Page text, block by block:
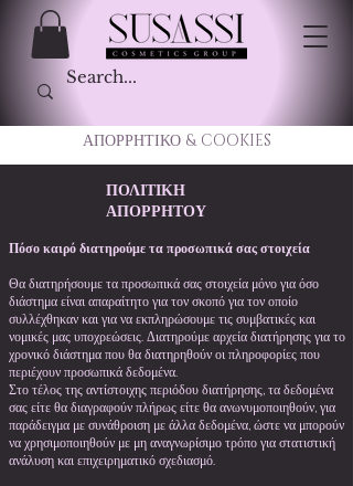
ΑΠΟΡΡΗΤΙΚΟ & COOKIES
ΠΟΛΙΤΙΚΗ
ΑΠΟΡΡΗΤΟΥ
Πόσο καιρό διατηρούμε τα προσωπικά σας στοιχεία
Θα διατηρήσουμε τα προσωπικά σας στοιχεία μόνο για όσο
διάστημα είναι απαραίτητο για τον σκοπό για τον οποίο
συλλέχθηκαν και για να εκπληρώσουμε τις συμβατικές και
νομικές μας υποχρεώσεις. Διατηρούμε αρχεία διατήρησης για το
χρονικό διάστημα που θα διατηρηθούν οι πληροφορίες που
περιέχουν προσωπικά δεδομένα.
Στο τέλος της αντίστοιχης περιόδου διατήρησης, τα δεδομένα
σας είτε θα διαγραφούν πλήρως είτε θα ανωνυμοποιηθούν, για
παράδειγμα με συνάθροιση με άλλα δεδομένα, ώστε να μπορούν
να χρησιμοποιηθούν με μη αναγνωρίσιμο τρόπο για στατιστική
ανάλυση και επιχειρηματικό σχεδιασμό.